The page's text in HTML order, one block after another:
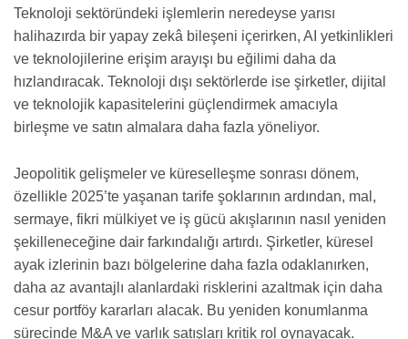
Teknoloji sektöründeki işlemlerin neredeyse yarısı
halihazırda bir yapay zekâ bileşeni içerirken, AI yetkinlikleri
ve teknolojilerine erişim arayışı bu eğilimi daha da
hızlandıracak. Teknoloji dışı sektörlerde ise şirketler, dijital
ve teknolojik kapasitelerini güçlendirmek amacıyla
birleşme ve satın almalara daha fazla yöneliyor.
Jeopolitik gelişmeler ve küreselleşme sonrası dönem,
özellikle 2025’te yaşanan tarife şoklarının ardından, mal,
sermaye, fikri mülkiyet ve iş gücü akışlarının nasıl yeniden
şekilleneceğine dair farkındalığı artırdı. Şirketler, küresel
ayak izlerinin bazı bölgelerine daha fazla odaklanırken,
daha az avantajlı alanlardaki risklerini azaltmak için daha
cesur portföy kararları alacak. Bu yeniden konumlanma
sürecinde M&A ve varlık satışları kritik rol oynayacak.